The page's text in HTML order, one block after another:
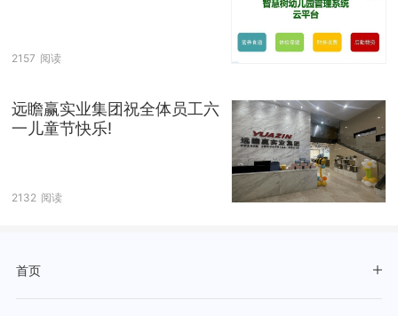
2157 阅读
远瞻赢实业集团祝全体员工六
一儿童节快乐!
2132 阅读
首页